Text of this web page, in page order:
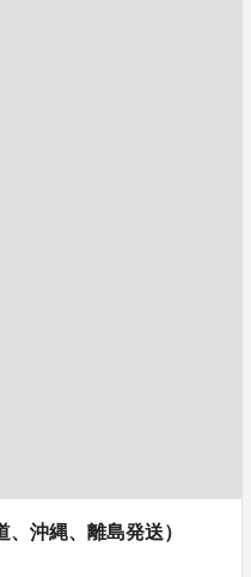
沖縄、離島発送）